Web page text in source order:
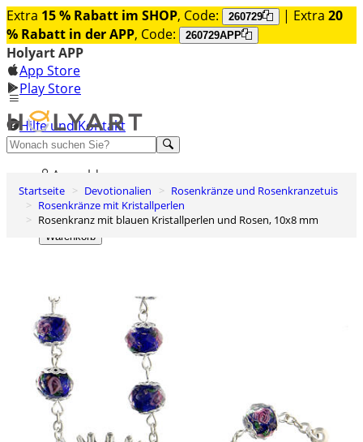
Extra 15 % Rabatt im SHOP, Code: 260729 | Extra 20
% Rabatt in der APP, Code: 260729APP
Holyart APP
App Store
Play Store
Hilfe und Kontakt
Entdecken Sie Premium
Anmelden
Wunschliste
0
Warenkorb
Startseite Devotionalien
Rosenkränze und Rosenkranzetuis
Rosenkränze mit Kristallperlen
Rosenkranz mit blauen Kristallperlen und Rosen, 10x8 mm